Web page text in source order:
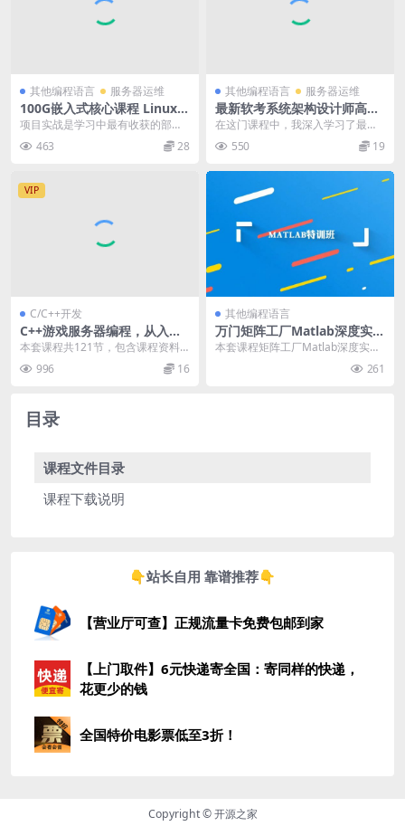
其他编程语言 服务器运维
100G嵌入式核心课程 Linux云
服务配置实战+ARM+U-Boot
+系统移植+网络编程+C高级
+项目 价值万元
项目实战是学习中最有收获的部分
之一。通过实际的项目实践，我能
够将之前学到的知识应...
463 28
其他编程语言 服务器运维
最新软考系统架构设计师高级
实践课程 掌握系统架构设计趋
在这门课程中，我深入学习了最新
的系统架构设计趋势，通过实践和
案例分析掌握了系统架...
550 19
VIP
C/C++开发
C++游戏服务器编程，从入门
到掌握，视频教程下载(10G)
本套课程共121节，包含课程资料
共计16.8G，学习这套课程需要有
一定的C语言或...
996 16
其他编程语言
万门矩阵工厂Matlab深度实战
特训班，零基础培训教程百度
本套课程矩阵工厂Matlab深度实战
261
目录
课程文件目录
课程下载说明
👇站长自用 靠谱推荐👇
【营业厅可查】正规流量卡免费包邮到家
【上门取件】6元快递寄全国：寄同样的快递，
花更少的钱
全国特价电影票低至3折！
Copyright © 开源之家